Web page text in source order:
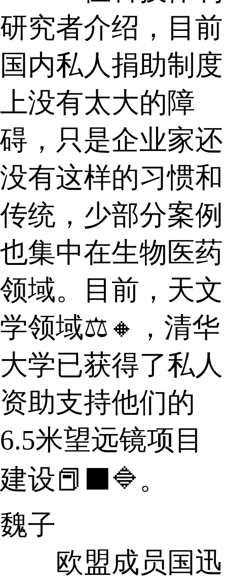
研究者介绍，目前
国内私人捐助制度
上没有太大的障
碍，只是企业家还
没有这样的习惯和
传统，少部分案例
也集中在生物医药
领域。目前，天文
学领域⚖🔸，清华
大学已获得了私人
资助支持他们的
6.5米望远镜项目
建设📕⬛🔷。
魏子
欧盟成员国迅